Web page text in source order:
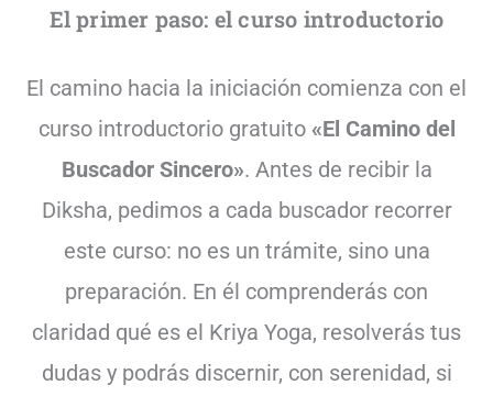
El primer paso: el curso introductorio
El camino hacia la iniciación comienza con el
curso introductorio gratuito «El Camino del
Buscador Sincero». Antes de recibir la
Diksha, pedimos a cada buscador recorrer
este curso: no es un trámite, sino una
preparación. En él comprenderás con
claridad qué es el Kriya Yoga, resolverás tus
dudas y podrás discernir, con serenidad, si